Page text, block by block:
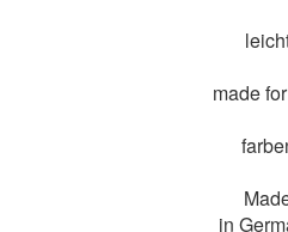
made
in